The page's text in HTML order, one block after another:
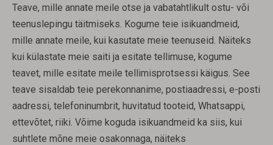
Teave, mille annate meile otse ja vabatahtlikult ostu- või
teenuslepingu täitmiseks. Kogume teie isikuandmeid,
mille annate meile, kui kasutate meie teenuseid. Näiteks
kui külastate meie saiti ja esitate tellimuse, kogume
teavet, mille esitate meile tellimisprotsessi käigus. See
teave sisaldab teie perekonnanime, postiaadressi, e-posti
aadressi, telefoninumbrit, huvitatud tooteid, Whatsappi,
ettevõtet, riiki. Võime koguda isikuandmeid ka siis, kui
suhtlete mõne meie osakonnaga, näiteks